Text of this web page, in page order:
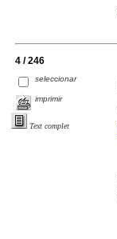
4 / 246
seleccionar
imprimir
Text complet